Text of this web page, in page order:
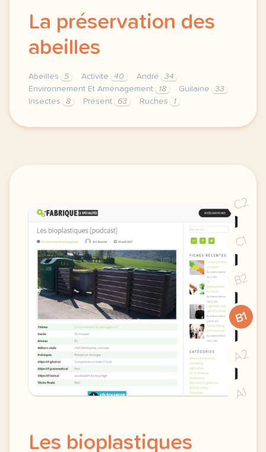
La préservation des
abeilles
Abeilles 5 Activite 40 André
34
Environnement Et Aménagement
18 Guilaine
33
Insectes
8 Présent 63 Ruches 1
theme environnement et amenagement duree
C2
C1
B2
B1
A2
A1
Les bioplastiques